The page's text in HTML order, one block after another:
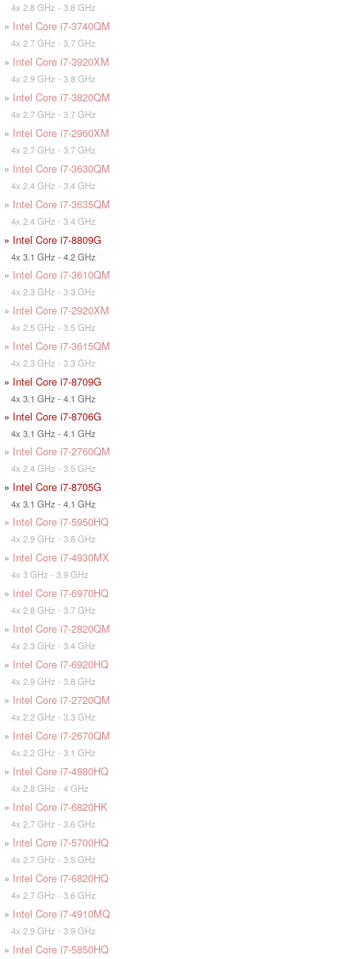
4x 2.8 GHz - 3.8 GHz
» Intel Core i7-3740QM
4x 2.7 GHz - 3.7 GHz
» Intel Core i7-3920XM
4x 2.9 GHz - 3.8 GHz
» Intel Core i7-3820QM
4x 2.7 GHz - 3.7 GHz
» Intel Core i7-2960XM
4x 2.7 GHz - 3.7 GHz
» Intel Core i7-3630QM
4x 2.4 GHz - 3.4 GHz
» Intel Core i7-3635QM
4x 2.4 GHz - 3.4 GHz
» Intel Core i7-8809G
4x 3.1 GHz - 4.2 GHz
» Intel Core i7-3610QM
4x 2.3 GHz - 3.3 GHz
» Intel Core i7-2920XM
4x 2.5 GHz - 3.5 GHz
» Intel Core i7-3615QM
4x 2.3 GHz - 3.3 GHz
» Intel Core i7-8709G
4x 3.1 GHz - 4.1 GHz
» Intel Core i7-8706G
4x 3.1 GHz - 4.1 GHz
» Intel Core i7-2760QM
4x 2.4 GHz - 3.5 GHz
» Intel Core i7-8705G
4x 3.1 GHz - 4.1 GHz
» Intel Core i7-5950HQ
4x 2.9 GHz - 3.8 GHz
» Intel Core i7-4930MX
4x 3 GHz - 3.9 GHz
» Intel Core i7-6970HQ
4x 2.8 GHz - 3.7 GHz
» Intel Core i7-2820QM
4x 2.3 GHz - 3.4 GHz
» Intel Core i7-6920HQ
4x 2.9 GHz - 3.8 GHz
» Intel Core i7-2720QM
4x 2.2 GHz - 3.3 GHz
» Intel Core i7-2670QM
4x 2.2 GHz - 3.1 GHz
» Intel Core i7-4980HQ
4x 2.8 GHz - 4 GHz
» Intel Core i7-6820HK
4x 2.7 GHz - 3.6 GHz
» Intel Core i7-5700HQ
4x 2.7 GHz - 3.5 GHz
» Intel Core i7-6820HQ
4x 2.7 GHz - 3.6 GHz
» Intel Core i7-4910MQ
4x 2.9 GHz - 3.9 GHz
» Intel Core i7-5850HQ